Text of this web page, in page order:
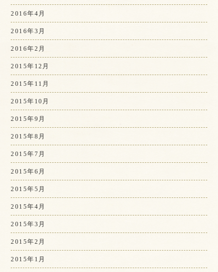
2016年4月
2016年3月
2016年2月
2015年12月
2015年11月
2015年10月
2015年9月
2015年8月
2015年7月
2015年6月
2015年5月
2015年4月
2015年3月
2015年2月
2015年1月